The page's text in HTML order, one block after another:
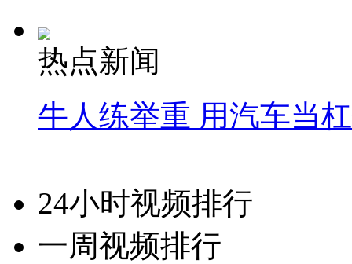
热点新闻
牛人练举重 用汽车当
24小时视频排行
一周视频排行